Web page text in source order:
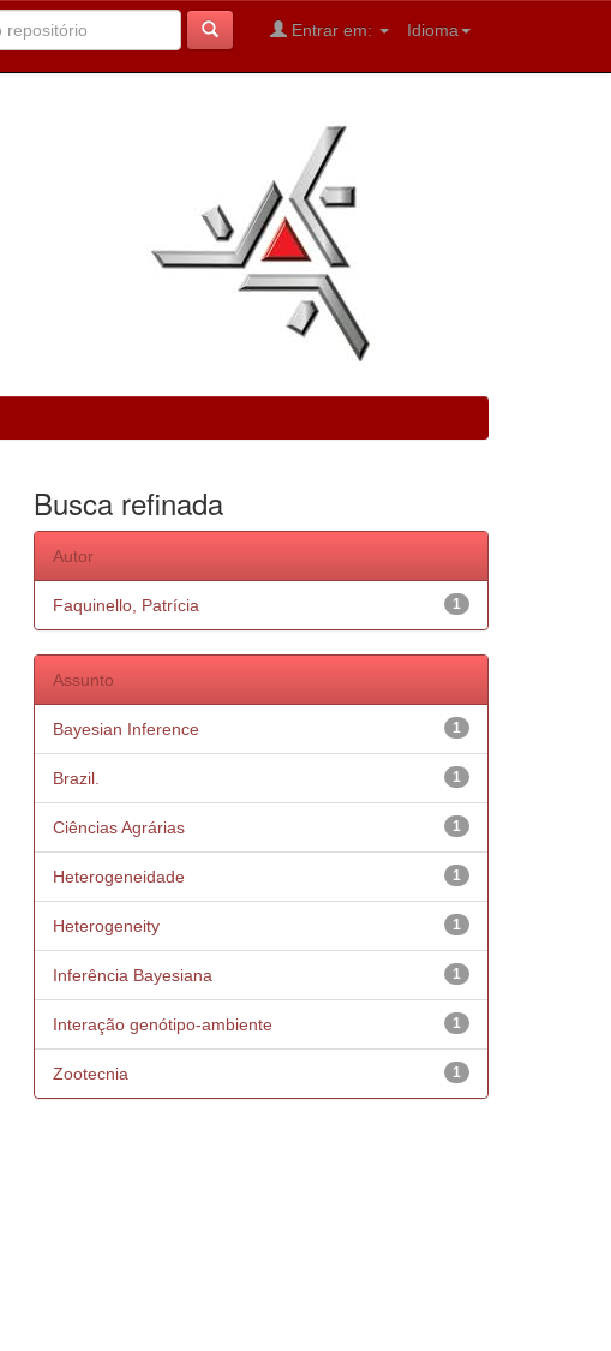
Idioma
Entrar em:
Busca refinada
Autor
1
Faquinello, Patrícia
Assunto
1
Bayesian Inference
1
Brazil.
1
Ciências Agrárias
1
Heterogeneidade
1
Heterogeneity
1
Inferência Bayesiana
1
Interação genótipo-ambiente
1
Zootecnia